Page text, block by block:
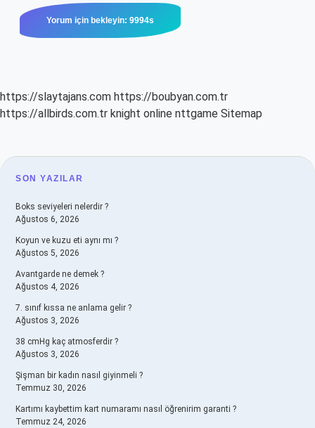
https://slaytajans.com https://boubyan.com.tr
https://allbirds.com.tr knight online nttgame Sitemap
SIDEBAR
SON YAZILAR
Boks seviyeleri nelerdir ?
Ağustos 6, 2026
Koyun ve kuzu eti aynı mı ?
Ağustos 5, 2026
Avantgarde ne demek ?
Ağustos 4, 2026
7. sınıf kıssa ne anlama gelir ?
Ağustos 3, 2026
38 cmHg kaç atmosferdir ?
Ağustos 3, 2026
Şişman bir kadın nasıl giyinmeli ?
Temmuz 30, 2026
Kartımı kaybettim kart numaramı nasıl öğrenirim garanti ?
Temmuz 24, 2026